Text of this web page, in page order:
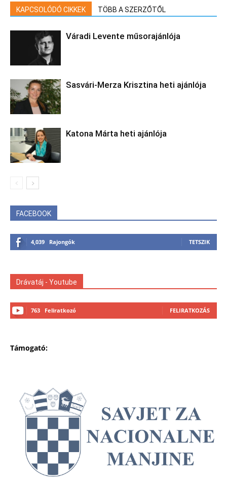
KAPCSOLÓDÓ CIKKEK TÖBB A SZERZŐTŐL
Váradi Levente műsorajánlója
Sasvári-Merza Krisztina heti ajánlója
Katona Márta heti ajánlója
FACEBOOK
4,039 Rajongók TETSZIK
Drávatáj - Youtube
763 Feliratkozó FELIRATKOZÁS
Támogató: